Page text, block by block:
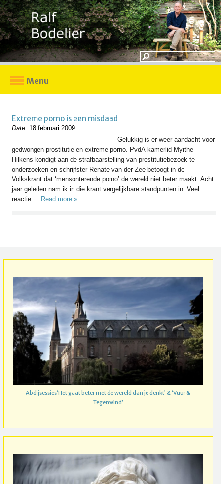
Menu
Extreme porno is een misdaad
Date: 18 februari 2009
Gelukkig is er weer aandacht voor
gedwongen prostitutie en extreme porno. PvdA-kamerlid Myrthe
Hilkens kondigt aan de strafbaarstelling van prostitutiebezoek te
onderzoeken en schrijfster Renate van der Zee betoogt in de
Volkskrant dat ‘mensonterende porno’ de wereld niet beter maakt. Acht
jaar geleden nam ik in die krant vergelijkbare standpunten in. Veel
reactie ... Read more »
Abdijsessies’Het gaat beter met de wereld dan je denkt’ & ‘Vuur &
Tegenwind’